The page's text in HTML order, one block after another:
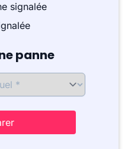
signalée
panne